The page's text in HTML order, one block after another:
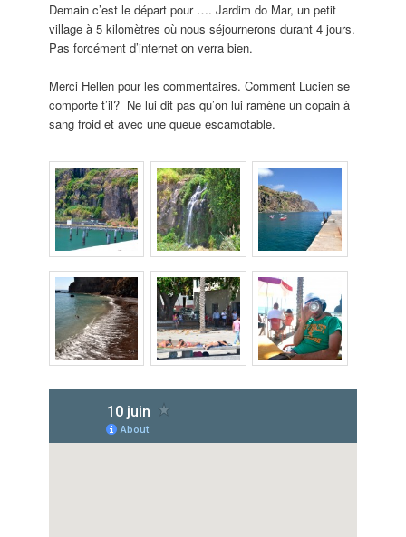
Demain c’est le départ pour …. Jardim do Mar, un petit
village à 5 kilomètres où nous séjournerons durant 4 jours.
Pas forcément d’internet on verra bien.
Merci Hellen pour les commentaires. Comment Lucien se
comporte t’il? Ne lui dit pas qu’on lui ramène un copain à
sang froid et avec une queue escamotable.